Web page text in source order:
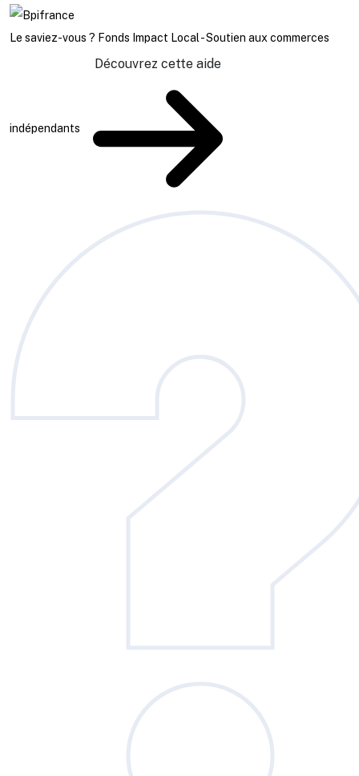
Le saviez-vous ? Fonds Impact Local - Soutien aux commerces
indépendants
Découvrez cette aide